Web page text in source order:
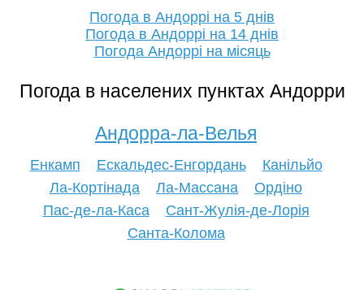
Погода в Андоррі на 5 днів
Погода в Андоррі на 14 днів
Погода Андоррі на місяць
Погода в населених пунктах Андорри
Андорра-ла-Велья
Енкамп Ескальдес-Енгордань
Канільйо
Ла-Кортінада
Ла-Массана
Ордіно
Пас-де-ла-Каса
Сант-Жулія-де-Лорія
Санта-Колома